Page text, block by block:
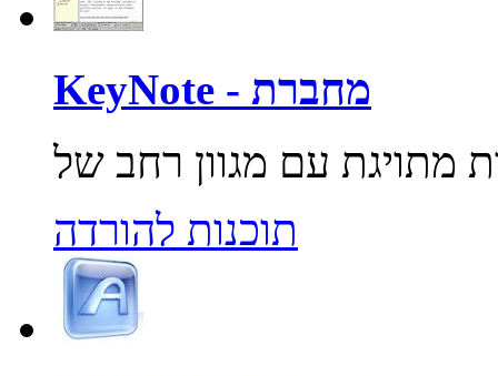
KeyNote - מחברת
תוכנות להורדה